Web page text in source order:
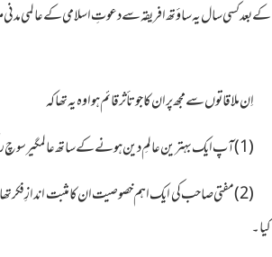
کے بعد کسی سال یہ ساؤ تھ افریقہ سے دعوتِ اسلامی کے عالمی
اِن ملاقاتوں سے مجھ پر ان کا جو تأثر قائم ہوا وہ یہ تھا کہ
(1)آپ ایک بہترین عالمِ دین ہونے کے ساتھ عالمگیر سوچ رکھنے والے مبلغ ِاسلام بھی ہیں۔
(2)مفتی صاحب کی ایک اہم خصوصیت ان کا مثبت اندازِ فکر
کیا۔